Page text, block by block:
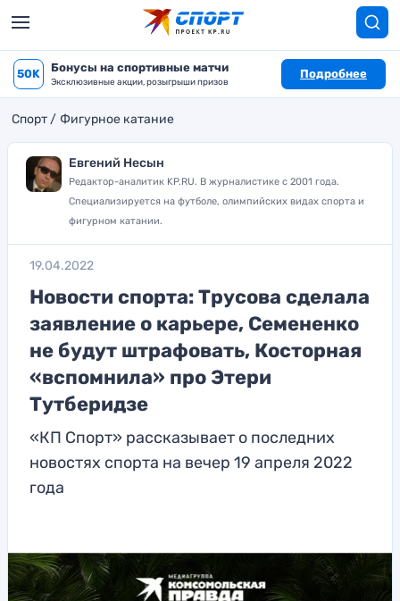
50K Бонусы на спортивные матчи
Эксклюзивные акции, розыгрыши призов
Подробнее
Спорт Фигурное катание
Евгений Несын
Редактор-аналитик KP.RU. В журналистике с 2001 года.
Специализируется на футболе, олимпийских видах спорта и
фигурном катании.
19.04.2022
Новости спорта: Трусова сделала
заявление о карьере, Семененко
не будут штрафовать, Косторная
«вспомнила» про Этери
Тутберидзе
«КП Спорт» рассказывает о последних
новостях спорта на вечер 19 апреля 2022
года